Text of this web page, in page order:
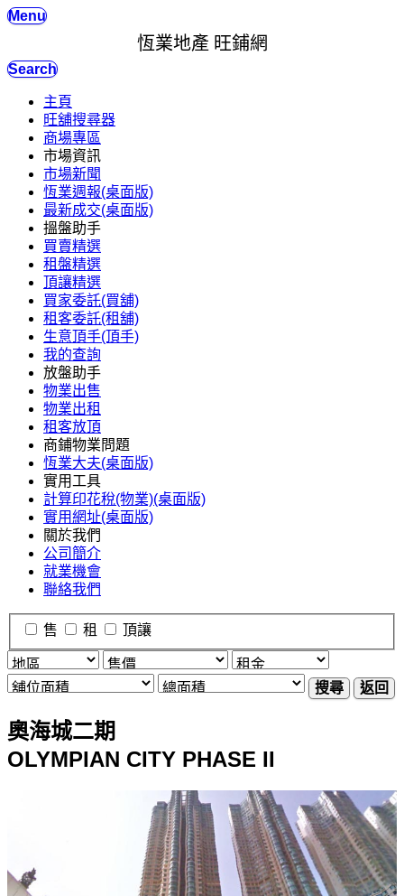
Menu
恆業地產 旺鋪網
Search
主頁
旺舖搜尋器
商場專區
市場資訊
市場新聞
恆業週報(桌面版)
最新成交(桌面版)
搵盤助手
買賣精選
租盤精選
頂讓精選
買家委託(買舖)
租客委託(租舖)
生意頂手(頂手)
我的查詢
放盤助手
物業出售
物業出租
租客放頂
商鋪物業問題
恆業大夫(桌面版)
實用工具
計算印花稅(物業)(桌面版)
實用網址(桌面版)
關於我們
公司簡介
就業機會
聯絡我們
售 租 頂讓
搜尋 返回
奧海城二期
OLYMPIAN CITY PHASE II